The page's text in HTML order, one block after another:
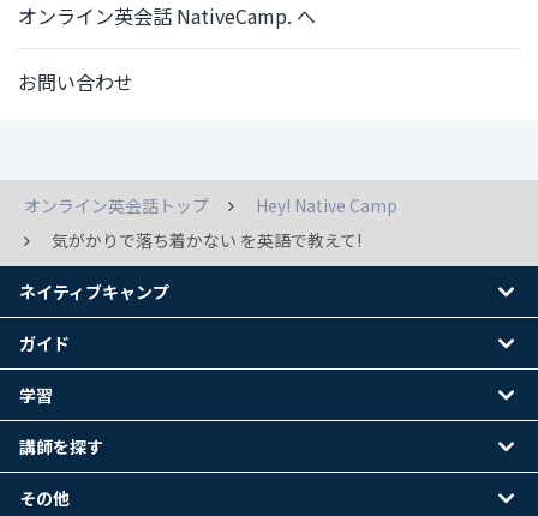
オンライン英会話 NativeCamp. へ
お問い合わせ
オンライン英会話トップ
Hey! Native Camp
気がかりで落ち着かない を英語で教えて!
ネイティブキャンプ
ガイド
学習
講師を探す
その他